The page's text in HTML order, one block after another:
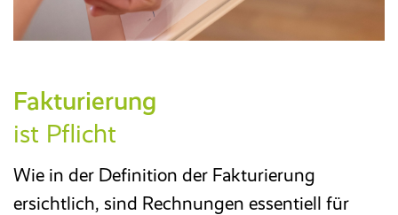
Fakturierung
ist Pflicht
Wie in der Definition der Fakturierung
ersichtlich, sind Rechnungen essentiell für